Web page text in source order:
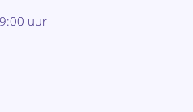
uur